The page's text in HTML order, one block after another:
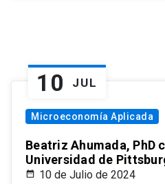
10 JUL
Microeconomía Aplicada
Beatriz Ahumada, PhD
Universidad de
10 de Julio de 2024